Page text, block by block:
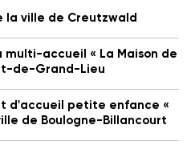
la ville de Creutzwald
accueil « La Maison de
de-Grand-Lieu
d'accueil petite enfance «
de Boulogne-Billancourt